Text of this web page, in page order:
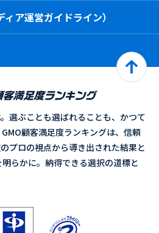
ア運営ガイドライン）
選ぶことも選ばれることも、かつて
顧客満足度ランキングは、信頼
プロの視点から導き出された結果と
らかに。納得できる選択の道標と